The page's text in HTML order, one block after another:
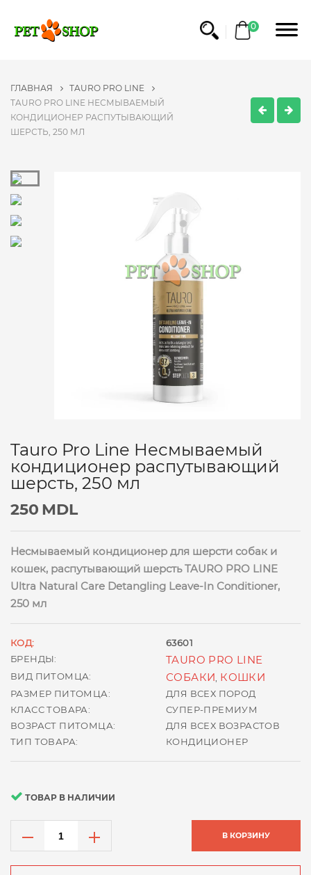
0
ГЛАВНАЯ
TAURO PRO LINE
TAURO PRO LINE НЕСМЫВАЕМЫЙ
КОНДИЦИОНЕР РАСПУТЫВАЮЩИЙ
ШЕРСТЬ, 250 МЛ
Tauro Pro Line Несмываемый
кондиционер распутывающий
шерсть, 250 мл
250 MDL
Несмываемый кондиционер для шерсти собак и
кошек, распутывающий шерсть TAURO PRO LINE
Ultra Natural Care Detangling Leave-In Conditioner,
250 мл
КОД:
63601
БРЕНДЫ:
TAURO PRO LINE
ВИД ПИТОМЦА: СОБАКИ КОШКИ
РАЗМЕР ПИТОМЦА:
ДЛЯ ВСЕХ ПОРОД
КЛАСС ТОВАРА:
СУПЕР-ПРЕМИУМ
ВОЗРАСТ ПИТОМЦА:
ДЛЯ ВСЕХ ВОЗРАСТОВ
ТИП ТОВАРА:
КОНДИЦИОНЕР
ТОВАР В НАЛИЧИИ
В КОРЗИНУ